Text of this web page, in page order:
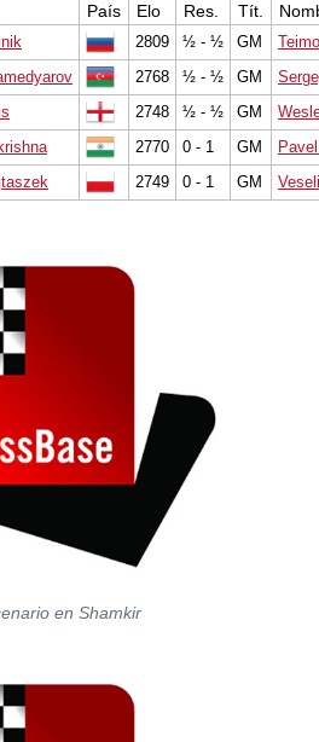
País Elo Res. Tít.
2809 ½ - ½ GM
2768 ½ - ½ GM
2748 ½ - ½ GM
2770 0 - 1 GM
2749 0 - 1 GM
en Shamkir